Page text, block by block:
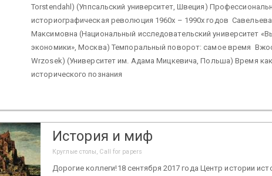
Torstendahl) (Уппсальский университет, Швеция)
историографическая революция 1960х – 1990х годов
Максимовна (Национальный исследовательский университет
экономики», Москва) Темпоральный поворот: самое время
Wrzosek) (Университет им. Адама Мицкевича, Польша) Время
исторического познания
История и миф
Круглые столы, Call for papers
Дорогие коллеги!18 сентября 2017 года Центр истории